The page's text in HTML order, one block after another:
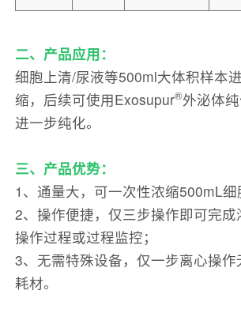
二、产品应用：
细胞上清/尿液等500ml大体积样本
缩，后续可使用Exosupur®外泌体
进一步纯化。
三、产品优势：
1、通量大，可一次性浓缩500mL细
2、操作便捷，仅三步操作即可完
操作过程或过程监控；
3、无需特殊设备，仅一步离心操
耗材。